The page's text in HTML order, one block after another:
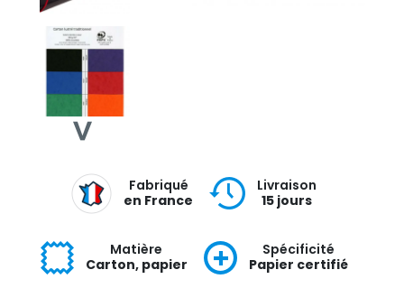
Fabriqué
en France
Livraison
15 jours
Matière
Carton, papier
Spécificité
Papier certifié